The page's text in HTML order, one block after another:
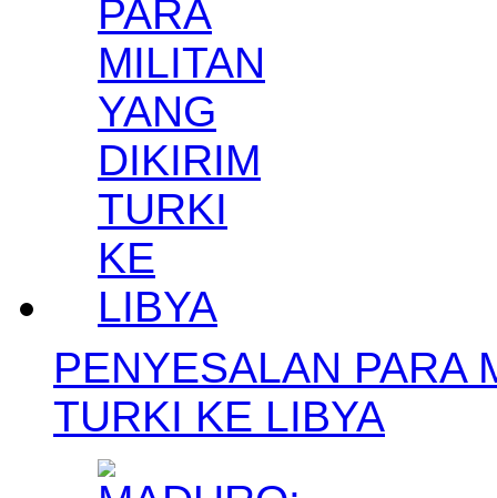
PENYESALAN PARA
TURKI KE LIBYA